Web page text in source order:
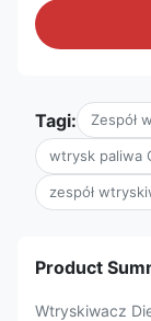
Tagi: Zespół
wtrysk paliwa
zespół
Product
Wtryskiwacz